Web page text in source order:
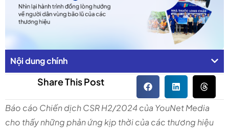
Nội dung chính
Share This Post
Báo cáo Chiến dịch CSR H2/2024 của YouNet Media
cho thấy những phản ứng kịp thời của các thương hiệu